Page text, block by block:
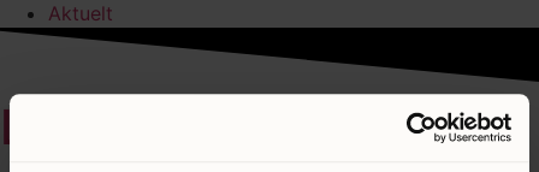
Aktuelt
Ledige stillinger